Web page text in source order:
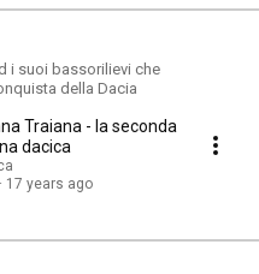
i suoi bassorilievi che
della Dacia
Traiana - la seconda
dacica
17 years ago